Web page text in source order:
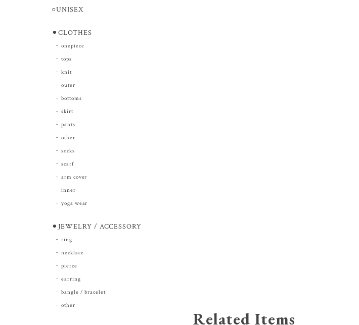
Related Items
○UNISEX
⚫︎CLOTHES
onepiece
tops
knit
outer
bottoms
skirt
pants
other
socks
scarf
arm cover
inner
yoga wear
⚫︎JEWELRY / ACCESSORY
ring
necklace
pierce
earring
bangle / bracelet
other